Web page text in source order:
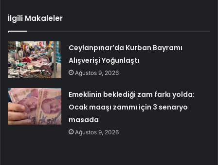
İlgili Makaleler
Ceylanpınar’da Kurban Bayramı
Alışverişi Yoğunlaştı
Ağustos 9, 2026
Emeklinin beklediği zam farkı yolda:
Ocak maaşı zammı için 3 senaryo
masada
Ağustos 9, 2026